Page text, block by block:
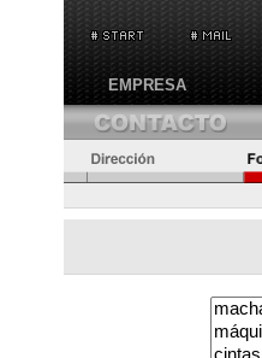
EMPRESA